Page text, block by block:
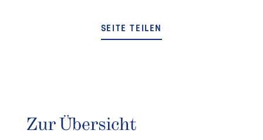
SEITE TEILEN
Zur Übersicht